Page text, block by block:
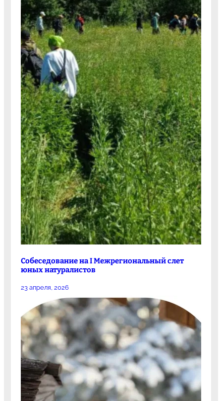
Собеседование на I Межрегиональный слет
юных натуралистов
23 апреля, 2026